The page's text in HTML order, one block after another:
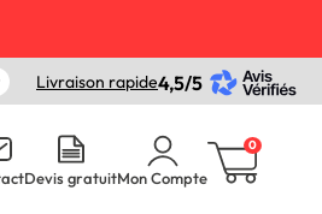
Livraison rapide4,5/5
Devis gratuitMon Compte
0